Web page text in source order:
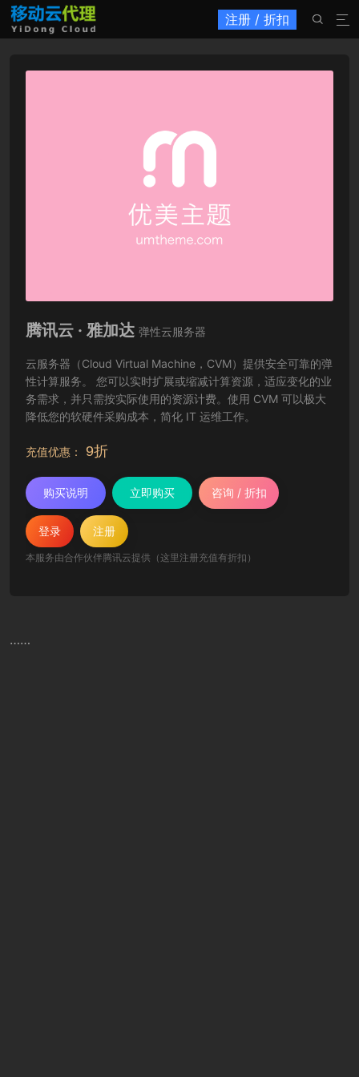
注册 / 折扣 

腾讯云 · 雅加达 弹性云服务器
云服务器（Cloud Virtual Machine，CVM）提供安全可靠的弹
性计算服务。 您可以实时扩展或缩减计算资源，适应变化的业
务需求，并只需按实际使用的资源计费。使用 CVM 可以极大
降低您的软硬件采购成本，简化 IT 运维工作。
充值优惠： 9折
购买说明 立即购买 咨询 / 折扣
登录 注册
本服务由合作伙伴腾讯云提供（这里注册充值有折扣）
……